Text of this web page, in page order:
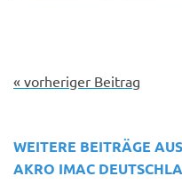
« vorheriger Beitrag
WEITERE BEITRÄGE AUS
AKRO IMAC